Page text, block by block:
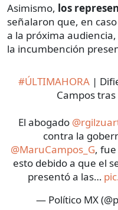
Asimismo, los
señalaron que, en
a la próxima
la incumbención
#ÚLTIMAHORA|
Campos
El abogado
contra la
@MaruCampos_G,
esto debido a que el
presentó a las…
— Político MX